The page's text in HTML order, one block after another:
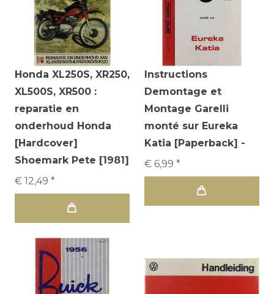
Honda XL250S, XR250,
XL500S, XR500 :
reparatie en
onderhoud Honda
[Hardcover]
Shoemark Pete [1981]
€ 12,49 *
Instructions
Demontage et
Montage Garelli
monté sur Eureka
Katia [Paperback] -
€ 6,99 *